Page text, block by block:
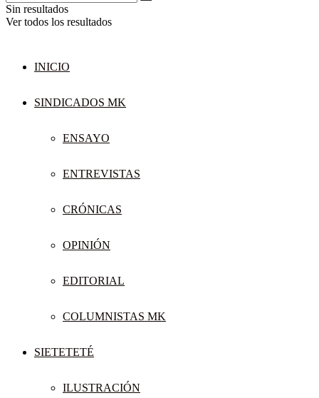
Sin resultados
Ver todos los resultados
INICIO
SINDICADOS MK
ENSAYO
ENTREVISTAS
CRÓNICAS
OPINIÓN
EDITORIAL
COLUMNISTAS MK
SIETETETÉ
ILUSTRACIÓN